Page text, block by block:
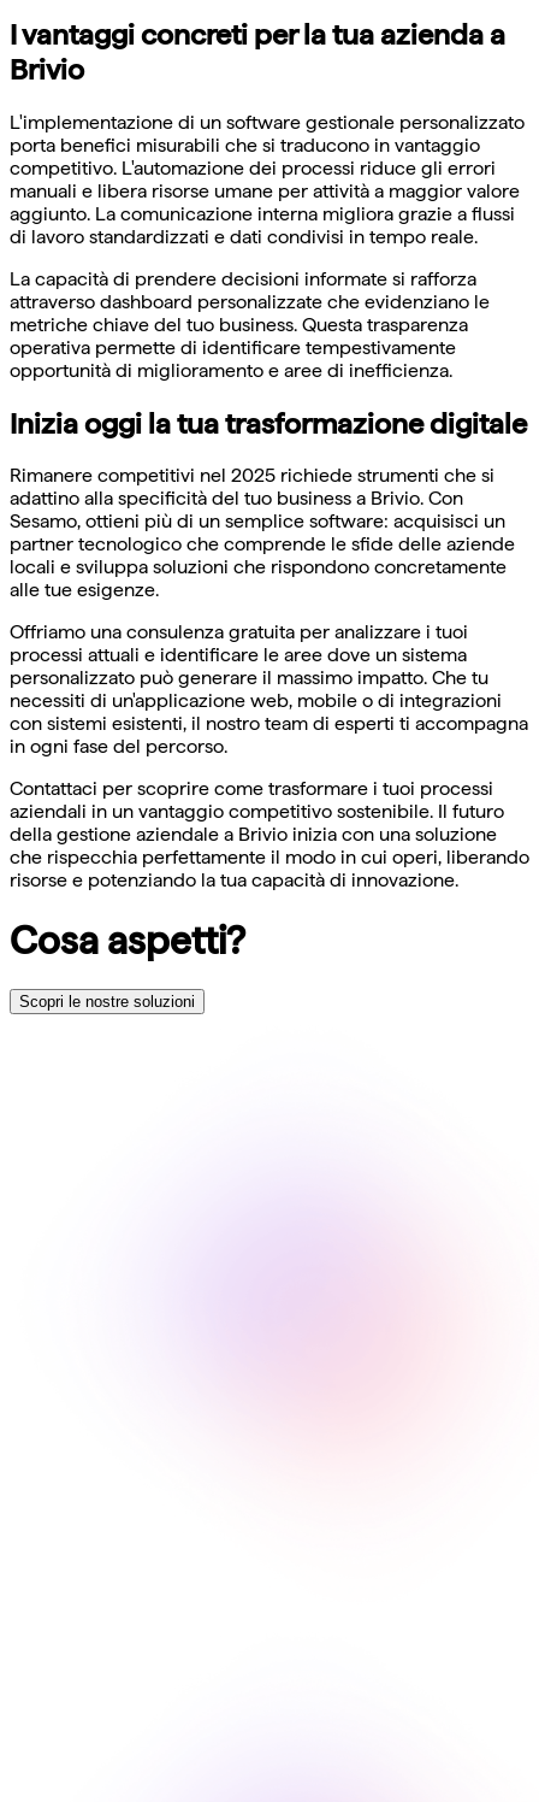
I vantaggi concreti per la tua azienda a
Brivio
L'implementazione di un software gestionale personalizzato
porta benefici misurabili che si traducono in vantaggio
competitivo. L'automazione dei processi riduce gli errori
manuali e libera risorse umane per attività a maggior valore
aggiunto. La comunicazione interna migliora grazie a flussi
di lavoro standardizzati e dati condivisi in tempo reale.
La capacità di prendere decisioni informate si rafforza
attraverso dashboard personalizzate che evidenziano le
metriche chiave del tuo business. Questa trasparenza
operativa permette di identificare tempestivamente
opportunità di miglioramento e aree di inefficienza.
Inizia oggi la tua trasformazione digitale
Rimanere competitivi nel 2025 richiede strumenti che si
adattino alla specificità del tuo business a Brivio. Con
Sesamo, ottieni più di un semplice software: acquisisci un
partner tecnologico che comprende le sfide delle aziende
locali e sviluppa soluzioni che rispondono concretamente
alle tue esigenze.
Offriamo una consulenza gratuita per analizzare i tuoi
processi attuali e identificare le aree dove un sistema
personalizzato può generare il massimo impatto. Che tu
necessiti di un'applicazione web, mobile o di integrazioni
con sistemi esistenti, il nostro team di esperti ti accompagna
in ogni fase del percorso.
Contattaci per scoprire come trasformare i tuoi processi
aziendali in un vantaggio competitivo sostenibile. Il futuro
della gestione aziendale a Brivio inizia con una soluzione
che rispecchia perfettamente il modo in cui operi, liberando
risorse e potenziando la tua capacità di innovazione.
Cosa aspetti?
Scopri le nostre soluzioni